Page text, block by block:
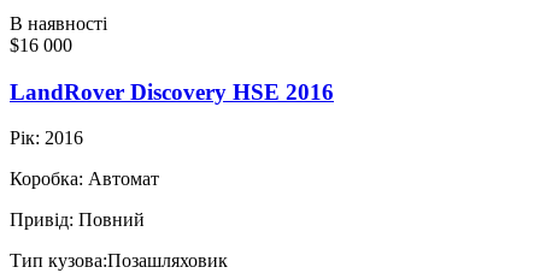
В наявності
$16 000
LandRover Discovery HSE 2016
Рік: 2016
Коробка: Автомат
Привід: Повний
Тип кузова:Позашляховик